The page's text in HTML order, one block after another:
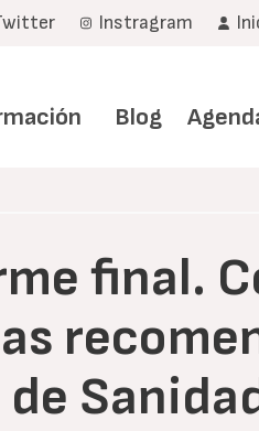
Instragram
Blog
final.